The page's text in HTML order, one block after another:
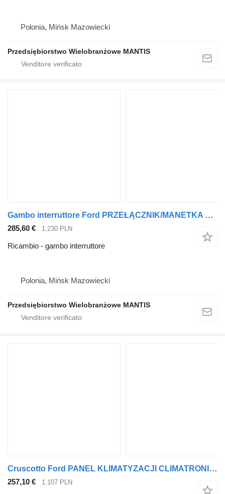
Polonia, Mińsk Mazowiecki
Przedsiębiorstwo Wielobranżowe MANTIS
Gambo interruttore Ford PRZEŁĄCZNIK/MANETKA KIERUNKOWSKAZÓW/WYCIERACZEK FORD F-MAX JC46- JC46-11K661-BG per trattore stradale
285,60 € 1.230 PLN
Ricambio - gambo interruttore
Polonia, Mińsk Mazowiecki
Przedsiębiorstwo Wielobranżowe MANTIS
Cruscotto Ford PANEL KLIMATYZACJI CLIMATRONIC / STEROWNIK FORD F-MAX JC46-18C61 JC46-18C612AA per trattore stradale
257,10 € 1.107 PLN